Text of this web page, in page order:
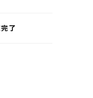
了